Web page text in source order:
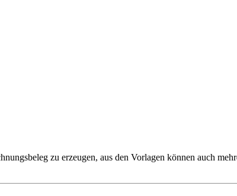
zu erzeugen, aus den Vorlagen können auch